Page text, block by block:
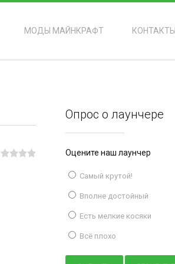
МОДЫ МАЙНКРАФТ КОНТАКТЫ
Опрос о лаунчере
Оцените наш лаунчер
Самый крутой!
Вполне достойный
Есть мелкие косяки
Всё плохо